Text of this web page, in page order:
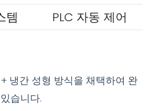
템
PLC 자동 제어
+ 냉간 성형 방식을 채택하여 완
습니다.